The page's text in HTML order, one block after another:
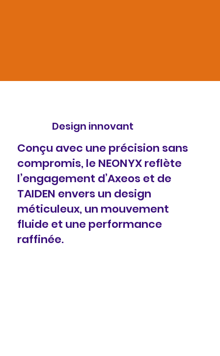
Design innovant
Conçu avec une précision sans
compromis, le NEONYX reflète
l’engagement d’Axeos et de
TAIDEN envers un design
méticuleux, un mouvement
fluide et une performance
raffinée.